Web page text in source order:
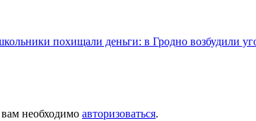
похищали деньги: в Гродно возбудили
необходимо авторизоваться.